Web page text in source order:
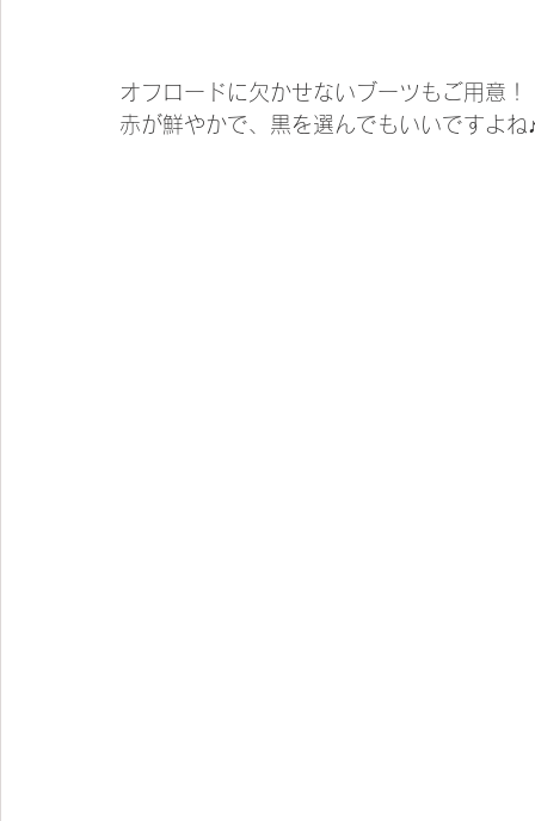
オフロードに欠かせないブーツもご用意！
赤が鮮やかで、黒を選んでもいいですよね